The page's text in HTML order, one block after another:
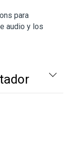
para
audio y los